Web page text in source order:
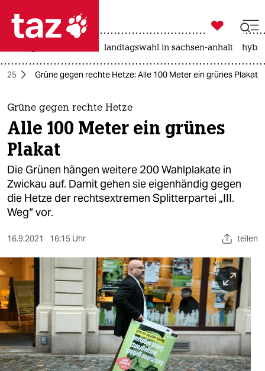
 taz zahl ich
taz zahl ich
themen
politik
öko
gesellschaft
kultur
sport
berlin
nord
wahrheit
verlag

taz zahl ich
landtagswahl in sachsen-anhalt
Grüne gegen rechte Hetze: Alle 100 Meter ein grünes Plakat
Grüne gegen rechte Hetze
Alle 100 Meter ein grünes
Plakat
Die Grünen hängen weitere 200 Wahlplakate in
Zwickau auf. Damit gehen sie eigenhändig gegen
die Hetze der rechtsextremen Splitterpartei „III.
Weg“ vor.
16.9.2021 16:15 Uhr teilen